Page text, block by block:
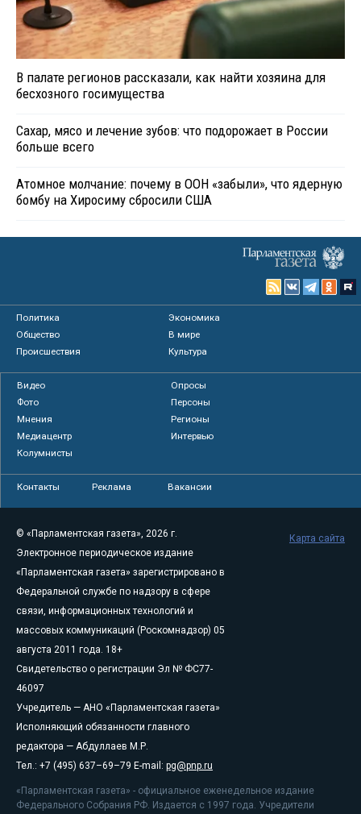
В палате регионов рассказали, как найти хозяина для
бесхозного госимущества
Сахар, мясо и лечение зубов: что подорожает в России
больше всего
Атомное молчание: почему в ООН «забыли», что ядерную
бомбу на Хиросиму сбросили США
Политика
Экономика
Общество
В мире
Происшествия
Культура
Видео
Опросы
Фото
Персоны
Мнения
Регионы
Медиацентр
Интервью
Колумнисты
Контакты Реклама Вакансии
© «Парламентская газета», 2026 г.
Электронное периодическое издание
«Парламентская газета» зарегистрировано в
Федеральной службе по надзору в сфере
связи, информационных технологий и
массовых коммуникаций (Роскомнадзор) 05
августа 2011 года. 18+
Свидетельство о регистрации Эл № ФС77-
46097
Учредитель — АНО «Парламентская газета»
Исполняющий обязанности главного
редактора — Абдуллаев М.Р.
Тел.: +7 (495) 637–69–79 E-mail: pg@pnp.ru
«Парламентская газета» - официальное еженедельное издание
Федерального Собрания РФ. Издается с 1997 года. Учредители
Карта сайта